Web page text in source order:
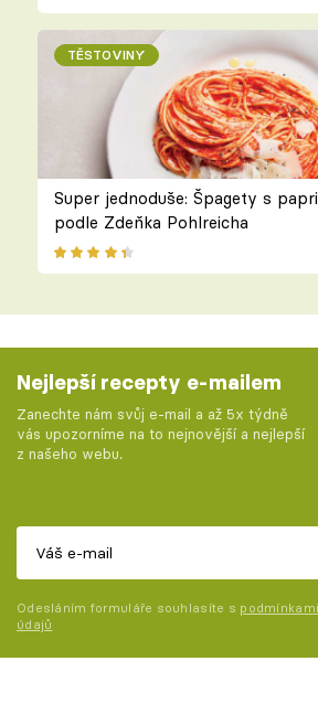
TĚSTOVINY
Super jednoduše: Špagety s
podle Zdeňka Pohlreicha
Nejlepší recepty e-mailem
Zanechte nám svůj e-mail a až 5x týdně
vás upozorníme na to nejnovější a nejlepší
z našeho webu.
Odesláním formuláře souhlasíte s
údajů